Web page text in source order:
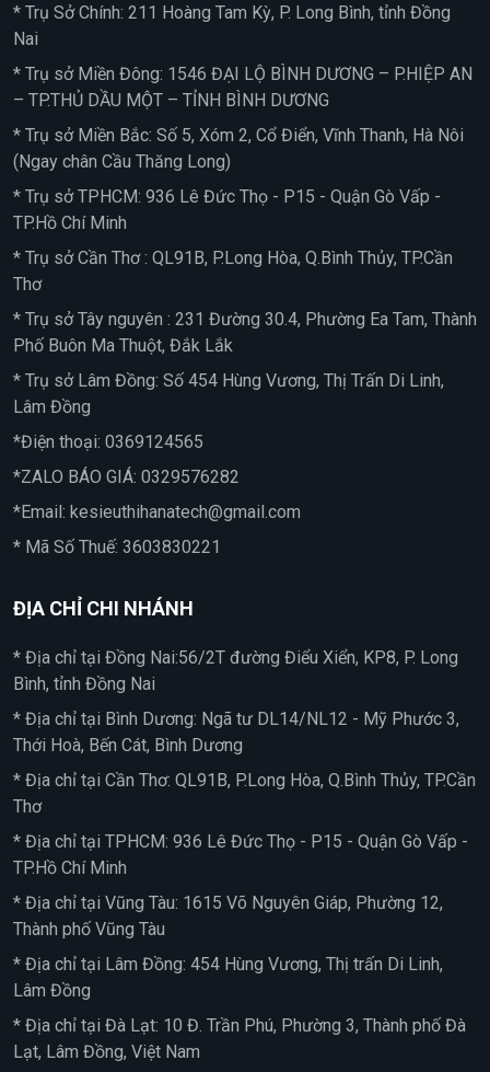
* Trụ Sở Chính: 211 Hoàng Tam Kỳ, P. Long Bình, tỉnh Đồng
Nai
* Trụ sở Miền Đông: 1546 ĐẠI LỘ BÌNH DƯƠNG – P.HIỆP AN
– TP.THỦ DẦU MỘT – TỈNH BÌNH DƯƠNG
* Trụ sở Miền Bắc: Số 5, Xóm 2, Cổ Điển, Vĩnh Thanh, Hà Nôi
(Ngay chân Cầu Thăng Long)
* Trụ sở TPHCM: 936 Lê Đức Thọ - P15 - Quận Gò Vấp -
TP.Hồ Chí Minh
* Trụ sở Cần Thơ : QL91B, P.Long Hòa, Q.Bình Thủy, TP.Cần
Thơ
* Trụ sở Tây nguyên : 231 Đường 30.4, Phường Ea Tam, Thành
Phố Buôn Ma Thuột, Đắk Lắk
* Trụ sở Lâm Đồng: Số 454 Hùng Vương, Thị Trấn Di Linh,
Lâm Đồng
*Điện thoại: 0369124565
*ZALO BÁO GIÁ: 0329576282
*Email: kesieuthihanatech@gmail.com
* Mã Số Thuế: 3603830221
ĐỊA CHỈ CHI NHÁNH
* Địa chỉ tại Đồng Nai:56/2T đường Điểu Xiển, KP8, P. Long
Bình, tỉnh Đồng Nai
* Địa chỉ tại Bình Dương: Ngã tư DL14/NL12 - Mỹ Phước 3,
Thới Hoà, Bến Cát, Bình Dương
* Địa chỉ tại Cần Thơ: QL91B, P.Long Hòa, Q.Bình Thủy, TP.Cần
Thơ
* Địa chỉ tại TPHCM: 936 Lê Đức Thọ - P15 - Quận Gò Vấp -
TP.Hồ Chí Minh
* Địa chỉ tại Vũng Tàu: 1615 Võ Nguyên Giáp, Phường 12,
Thành phố Vũng Tàu
* Địa chỉ tại Lâm Đồng: 454 Hùng Vương, Thị trấn Di Linh,
Lâm Đồng
* Địa chỉ tại Đà Lạt: 10 Đ. Trần Phú, Phường 3, Thành phố Đà
Lạt, Lâm Đồng, Việt Nam